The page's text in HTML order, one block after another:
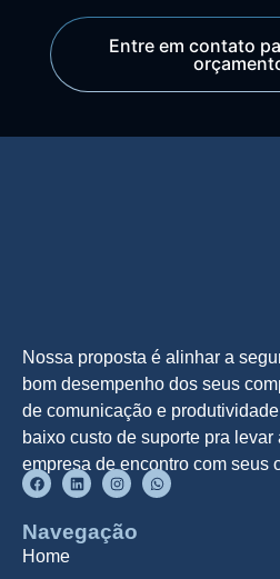
Entre em contato
Nossa proposta é alinhar a
bom desempenho dos seus
de comunicação e
baixo custo de suporte pra levar
empresa de encontro com seus
Navegação
Home